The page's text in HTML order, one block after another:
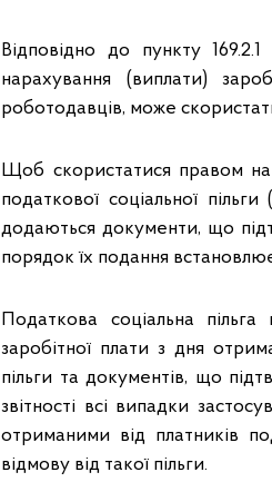
Відповідно до пункту
нарахування (виплати)
роботодавців, може
Щоб скористатися правом на
податкової соціальної
додаються документи, що
порядок їх подання
Податкова соціальна
заробітної плати з дня
пільги та документів, що
звітності всі випадки
отриманими від платників
відмову від такої пільги.